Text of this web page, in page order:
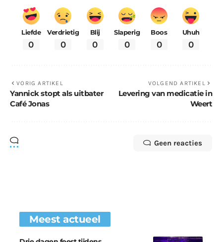
Liefde
0
Verdrietig
0
Blij
0
Slaperig
0
Boos
0
Uhuh
0
VORIG ARTIKEL
Yannick stopt als uitbater
Café Jonas
VOLGEND ARTIKEL
Levering van medicatie in
Weert
Geen reacties
Meest actueel